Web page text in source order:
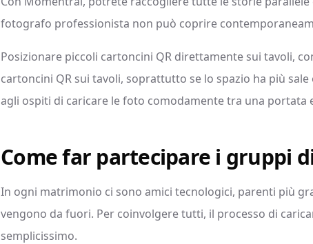
fotografo professionista non può coprire
Posizionare piccoli cartoncini QR direttamente sui tavoli,
cartoncini QR sui tavoli, soprattutto se lo spazio ha più
agli ospiti di caricare le foto comodamente tra una portata
Come far partecipare i gruppi
In ogni matrimonio ci sono amici tecnologici, parenti più
vengono da fuori. Per coinvolgere tutti, il processo di
semplicissimo.